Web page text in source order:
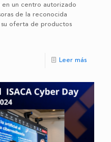
en un centro autorizado
de la reconocida
su oferta de productos
Leer más